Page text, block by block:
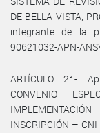
DE BELLA VISTA,
integrante de la
90621032-APN-
ARTÍCULO 2°.-
CONVENIO
INSCRIPCIÓN –